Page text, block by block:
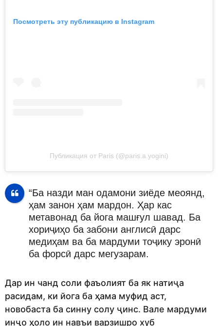
Посмотреть эту публикацию в Instagram
Публикация от Paris (@paris.a.yogini)
“Ба назди ман одамони зиёде меоянд,
ҳам занон ҳам мардон. Ҳар кас
метавонад ба йога машғул шавад. Ба
хориҷиҳо ба забони англисӣ дарс
медиҳам ва ба мардуми тоҷику эронӣ
ба форсӣ дарс мегузарам.
Дар ин чанд соли фаъолият ба як натиҷа
расидам, ки йога ба ҳама муфид аст,
новобаста ба синну солу ҷинс. Вале мардуми
инҷо ҳоло ин навъи варзишро хуб